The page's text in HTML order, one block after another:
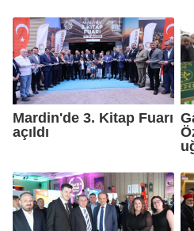
Mardin'de 3. Kitap Fuarı
açıldı